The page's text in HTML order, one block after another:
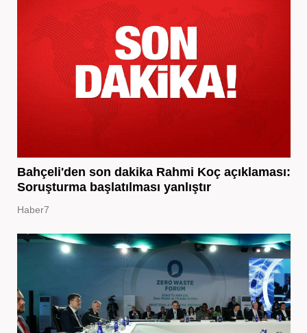
Bahçeli'den son dakika Rahmi Koç açıklaması:
Soruşturma başlatılması yanlıştır
Haber7